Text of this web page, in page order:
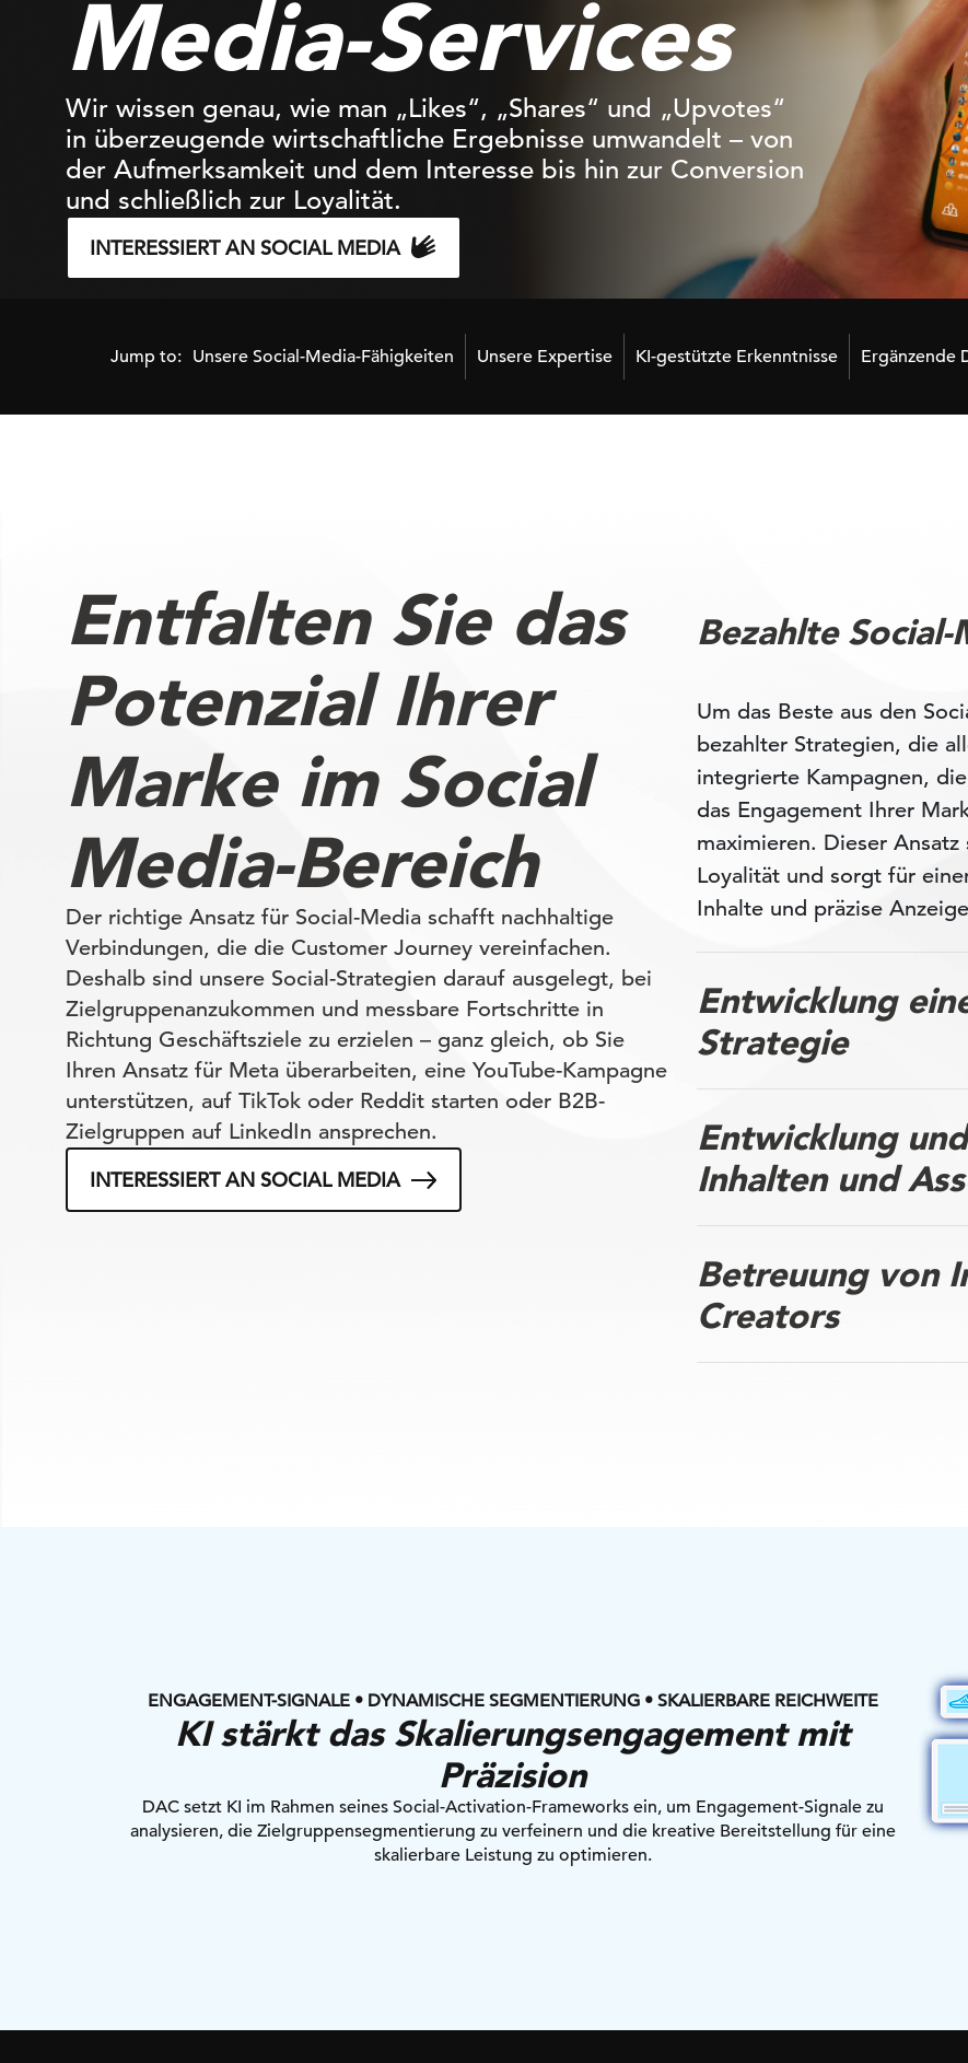
Media-Services
Wir wissen genau, wie man „Likes“, „Shares“ und „Upvotes“
in überzeugende wirtschaftliche Ergebnisse umwandelt – von
der Aufmerksamkeit und dem Interesse bis hin zur Conversion
und schließlich zur Loyalität.
INTERESSIERT AN SOCIAL MEDIA
Jump to: Unsere Social-Media-Fähigkeiten Unsere Expertise KI-gestützte Erkenntnisse Ergänzende
Entfalten Sie das
Potenzial Ihrer
Marke im Social
Media-Bereich
Der richtige Ansatz für Social-Media schafft nachhaltige
Verbindungen, die die Customer Journey vereinfachen.
Deshalb sind unsere Social-Strategien darauf ausgelegt, bei
Zielgruppenanzukommen und messbare Fortschritte in
Richtung Geschäftsziele zu erzielen – ganz gleich, ob Sie
Ihren Ansatz für Meta überarbeiten, eine YouTube-Kampagne
unterstützen, auf TikTok oder Reddit starten oder B2B-
Zielgruppen auf LinkedIn ansprechen.
INTERESSIERT AN SOCIAL MEDIA
Bezahlte
Um das Beste aus den
bezahlter Strategien, die
integrierte Kampagnen,
das Engagement Ihrer
maximieren. Dieser
Loyalität und sorgt für
Inhalte und präzise
Entwicklung
Strategie
Entwicklung
Inhalten und
Betreuung von
Creators
ENGAGEMENT-SIGNALE • DYNAMISCHE SEGMENTIERUNG • SKALIERBARE REICHWEITE
KI stärkt das Skalierungsengagement mit
Präzision
DAC setzt KI im Rahmen seines Social-Activation-Frameworks ein, um Engagement-Signale zu
analysieren, die Zielgruppensegmentierung zu verfeinern und die kreative Bereitstellung für eine
skalierbare Leistung zu optimieren.